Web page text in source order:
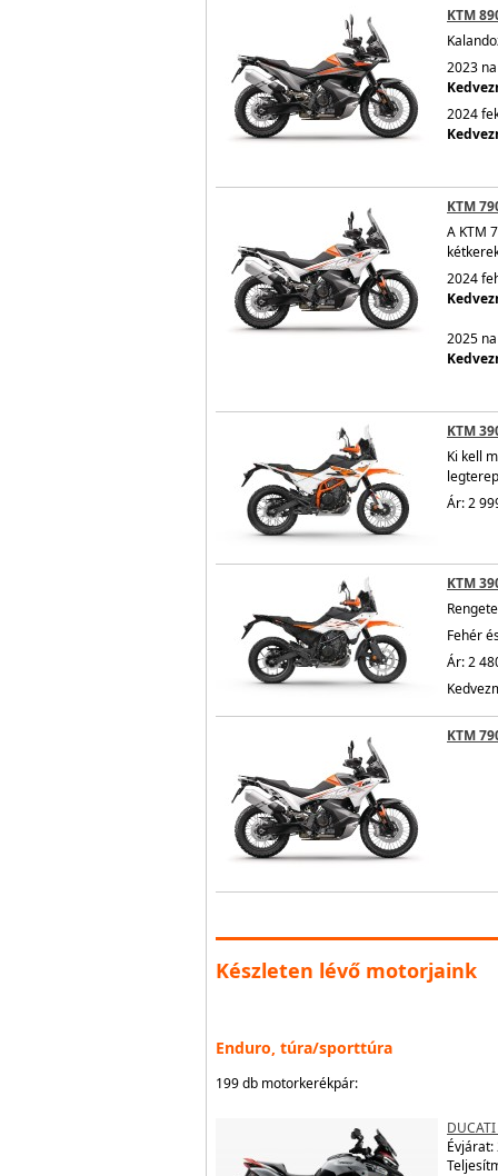
KTM
2023
2024
KTM
A KTM
2024
2025
KTM
Ki kell
Ár: 2
KTM
Fehér
Ár: 2
KTM
Készleten lévő motorjaink
Enduro, túra/sporttúra
199 db motorkerékpár:
Évjárat: